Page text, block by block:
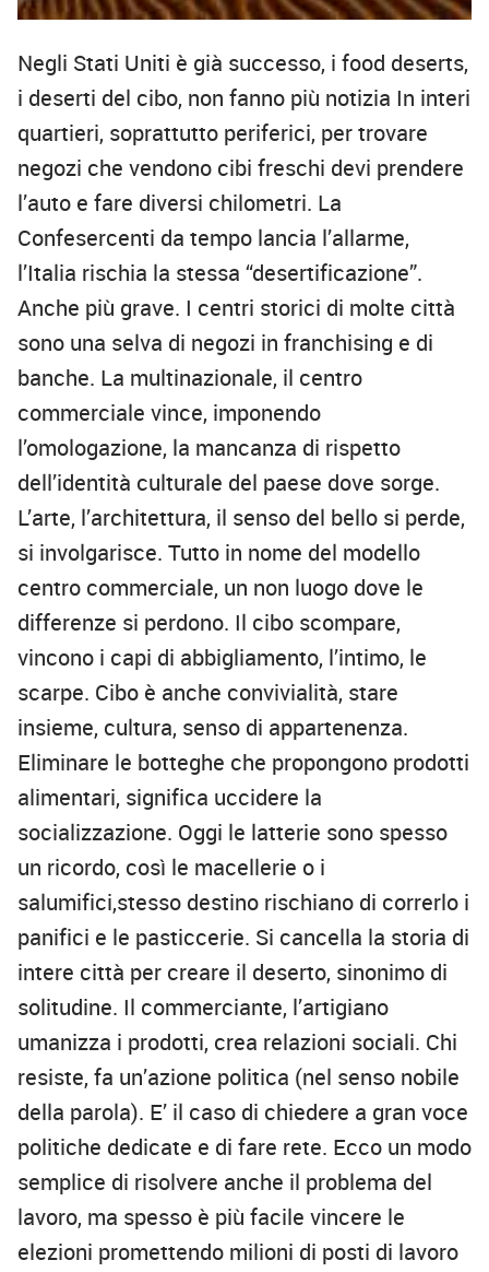
Negli Stati Uniti è già successo, i food deserts,
i deserti del cibo, non fanno più notizia In interi
quartieri, soprattutto periferici, per trovare
negozi che vendono cibi freschi devi prendere
l’auto e fare diversi chilometri. La
Confesercenti da tempo lancia l’allarme,
l’Italia rischia la stessa “desertificazione”.
Anche più grave. I centri storici di molte città
sono una selva di negozi in franchising e di
banche. La multinazionale, il centro
commerciale vince, imponendo
l’omologazione, la mancanza di rispetto
dell’identità culturale del paese dove sorge.
L’arte, l’architettura, il senso del bello si perde,
si involgarisce. Tutto in nome del modello
centro commerciale, un non luogo dove le
differenze si perdono. Il cibo scompare,
vincono i capi di abbigliamento, l’intimo, le
scarpe. Cibo è anche convivialità, stare
insieme, cultura, senso di appartenenza.
Eliminare le botteghe che propongono prodotti
alimentari, significa uccidere la
socializzazione. Oggi le latterie sono spesso
un ricordo, così le macellerie o i
salumifici,stesso destino rischiano di correrlo i
panifici e le pasticcerie. Si cancella la storia di
intere città per creare il deserto, sinonimo di
solitudine. Il commerciante, l’artigiano
umanizza i prodotti, crea relazioni sociali. Chi
resiste, fa un’azione politica (nel senso nobile
della parola). E’ il caso di chiedere a gran voce
politiche dedicate e di fare rete. Ecco un modo
semplice di risolvere anche il problema del
lavoro, ma spesso è più facile vincere le
elezioni promettendo milioni di posti di lavoro